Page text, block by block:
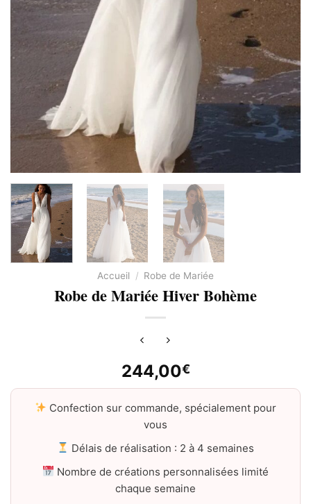
Accueil / Robe de Mariée
Robe de Mariée Hiver Bohème
244,00€
Confection sur commande, spécialement pour
vous
Délais de réalisation : 2 à 4 semaines
Nombre de créations personnalisées limité
chaque semaine